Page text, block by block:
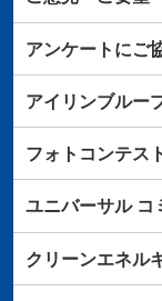
アンケートにご
アイリンブルー
フォトコンテス
ユニバーサルコ
クリーンエネル